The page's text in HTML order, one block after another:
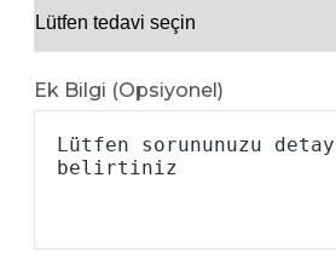
Ek Bilgi (Opsiyonel)